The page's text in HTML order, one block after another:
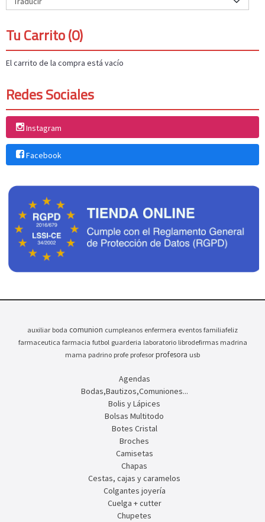
Tu Carrito (0)
El carrito de la compra está vacío
Redes Sociales
Instagram
Facebook
auxiliar boda comunion cumpleanos enfermera eventos familiafeliz
farmaceutica farmacia futbol guarderia laboratorio librodefirmas madrina
mama padrino profe profesor profesora usb
Agendas
Bodas,Bautizos,Comuniones...
Bolis y Lápices
Bolsas Multitodo
Botes Cristal
Broches
Camisetas
Chapas
Cestas, cajas y caramelos
Colgantes joyería
Cuelga + cutter
Chupetes